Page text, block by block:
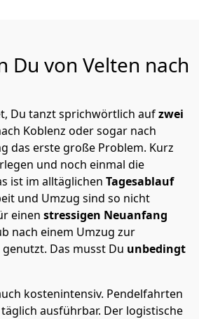
Du von Velten nach
Du tanzt sprichwörtlich aufzwei
Koblenz oder sogar nach
das erste große Problem. Kurz
und noch einmal die
ist im alltäglichen Tagesablauf
und Umzug sind so nicht
einen stressigen Neuanfang
nach einem Umzug zur
Das musst Du unbedingt
kostenintensiv. Pendelfahrten
ausführbar. Der logistische